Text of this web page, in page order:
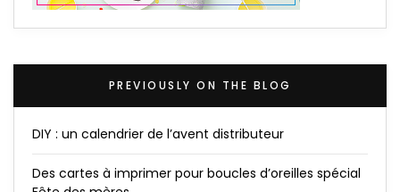
PREVIOUSLY ON THE BLOG
DIY : un calendrier de l’avent distributeur
Des cartes à imprimer pour boucles d’oreilles spécial